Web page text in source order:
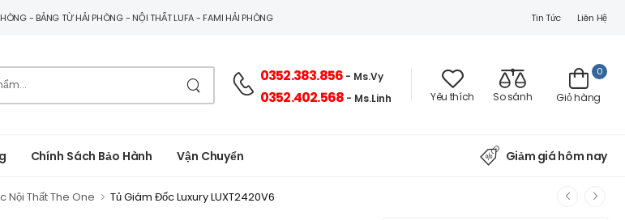
- BẢNG TỪ HẢI PHÒNG - NỘI THẤT LUFA - FAMI HẢI PHÒNG Tin Tức Liên Hệ
0352.383.856 - Ms.Vy
0352.402.568 - Ms.Linh Yêu thích So sánh
0
Giỏ hàng
Chính Sách Bảo Hành Vận Chuyển Giảm giá hôm nay
Nội Thất The One Tủ Giám Đốc Luxury LUXT2420V6